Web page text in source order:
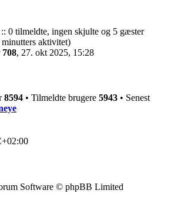
0 tilmeldte, ingen skjulte og 5 gæster
minutters aktivitet)
708, 27. okt 2025, 15:28
8594 • Tilmeldte brugere 5943 • Senest
Software © phpBB Limited